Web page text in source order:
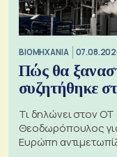
ΒΙΟΜΗΧΑΝΙΑ
Πώς θα
συζητήθηκε
Τι δηλώνει στον
Θεοδωρόπουλος
Ευρώπη